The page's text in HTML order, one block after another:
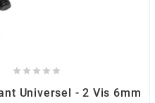
    
Universel - 2 Vis 6mm